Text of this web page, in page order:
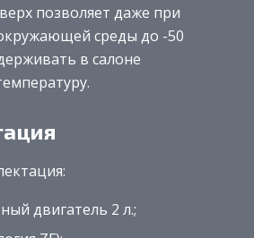
позволяет даже при
среды до -50
в салоне
двигатель 2 л.;